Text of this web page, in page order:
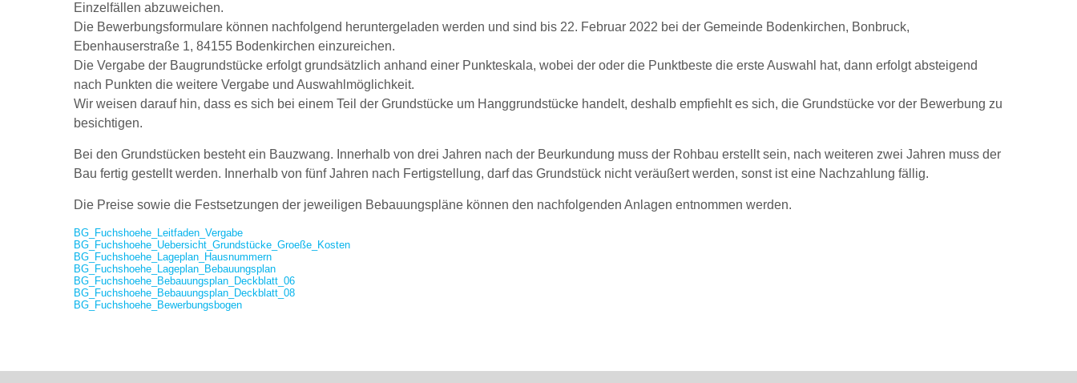
Einzelfällen abzuweichen.
Die Bewerbungsformulare können nachfolgend heruntergeladen werden und sind bis 22. Februar 2022 bei der Gemeinde Bodenkirchen, Bonbruck,
Ebenhauserstraße 1, 84155 Bodenkirchen einzureichen.
Die Vergabe der Baugrundstücke erfolgt grundsätzlich anhand einer Punkteskala, wobei der oder die Punktbeste die erste Auswahl hat, dann erfolgt absteigend
nach Punkten die weitere Vergabe und Auswahlmöglichkeit.
Wir weisen darauf hin, dass es sich bei einem Teil der Grundstücke um Hanggrundstücke handelt, deshalb empfiehlt es sich, die Grundstücke vor der Bewerbung zu
besichtigen.
Bei den Grundstücken besteht ein Bauzwang. Innerhalb von drei Jahren nach der Beurkundung muss der Rohbau erstellt sein, nach weiteren zwei Jahren muss der
Bau fertig gestellt werden. Innerhalb von fünf Jahren nach Fertigstellung, darf das Grundstück nicht veräußert werden, sonst ist eine Nachzahlung fällig.
Die Preise sowie die Festsetzungen der jeweiligen Bebauungspläne können den nachfolgenden Anlagen entnommen werden.
BG_Fuchshoehe_Leitfaden_Vergabe
BG_Fuchshoehe_Uebersicht_Grundstücke_Groeße_Kosten
BG_Fuchshoehe_Lageplan_Hausnummern
BG_Fuchshoehe_Lageplan_Bebauungsplan
BG_Fuchshoehe_Bebauungsplan_Deckblatt_06
BG_Fuchshoehe_Bebauungsplan_Deckblatt_08
BG_Fuchshoehe_Bewerbungsbogen